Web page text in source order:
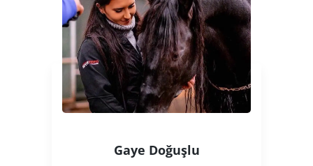
Gaye Doğuşlu